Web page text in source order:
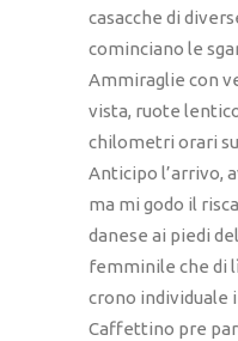
casacche di
cominciano le
Ammiraglie con
vista, ruote
chilometri orari
Anticipo l’arrivo,
ma mi godo il
danese ai piedi
femminile che di
crono individuale
Caffettino pre